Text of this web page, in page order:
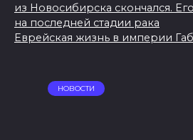
из Новосибирска скончался.
на последней стадии рака
Еврейская жизнь в империи
НОВОСТИ